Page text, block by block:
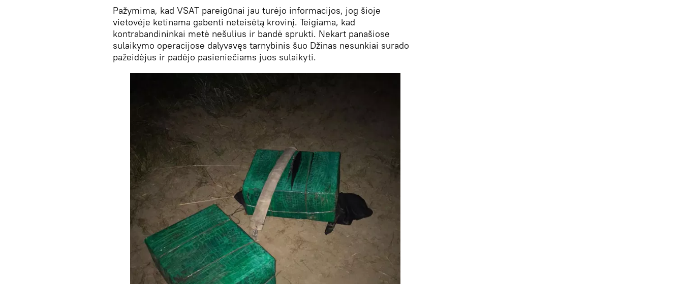
Pažymima, kad VSAT pareigūnai jau turėjo informacijos, jog šioje
vietovėje ketinama gabenti neteisėtą krovinį. Teigiama, kad
kontrabandininkai metė nešulius ir bandė sprukti. Nekart panašiose
sulaikymo operacijose dalyvavęs tarnybinis šuo Džinas nesunkiai surado
pažeidėjus ir padėjo pasieniečiams juos sulaikyti.